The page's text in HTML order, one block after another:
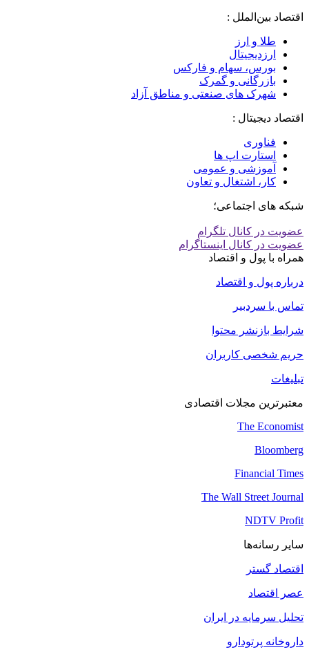
اقتصاد بین‌الملل :
طلا و ارز
ارزدیجیتال
بورس، سهام و فارکس
بازرگانی و گمرک
شهرک های صنعتی و مناطق آزاد
اقتصاد دیجیتال :
فناوری
استارت اپ ها
آموزشی و عمومی
کار، اشتغال و تعاون
شبکه های اجتماعی؛
عضویت در کانال تلگرام
عضویت در کانال اینستاگرام
همراه با پول و اقتصاد
درباره پول و اقتصاد
تماس با سردبیر
شرایط بازنشر محتوا
حریم شخصی کاربران
تبلیغات
معتبرترین مجلات اقتصادی
The Economist
Bloomberg
Financial Times
The Wall Street Journal
NDTV Profit
سایر رسانه‌ها
اقتصاد گستر
عصر اقتصاد
تحلیل سرمایه در ایران
داروخانه پرتودارو